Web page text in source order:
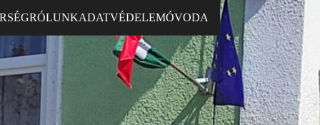
RÓLUNKADATVÉDELEMÓVODA